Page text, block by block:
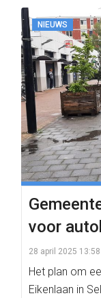
NIEUWS
voor
28 april 2025 13:58
Het plan om
Eikenlaan in